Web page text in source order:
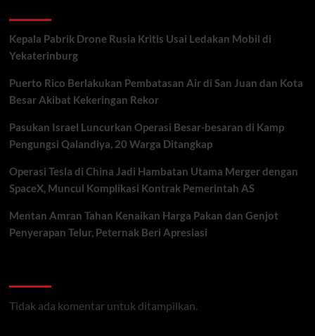
Kepala Pabrik Drone Rusia Kritis Usai Ledakan Mobil di
Yekaterinburg
Puerto Rico Berlakukan Pembatasan Air di San Juan dan Kota
Besar Akibat Kekeringan Rekor
Pasukan Israel Luncurkan Operasi Besar-besaran di Kamp
Pengungsi Qalandiya, 20 Warga Ditangkap
Operasi Tesla di China Jadi Hambatan Utama Merger dengan
SpaceX, Muncul Komplikasi Kontrak Pemerintah AS
Mentan Amran Tahan Kenaikan Harga Pakan dan Genjot
Penyerapan Telur, Peternak Beri Apresiasi
Tidak ada komentar untuk ditampilkan.